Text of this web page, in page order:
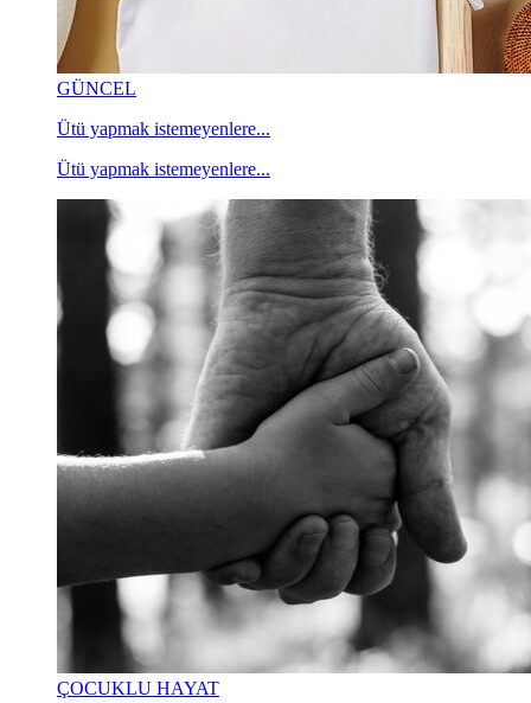
GÜNCEL
Ütü yapmak istemeyenlere...
Ütü yapmak istemeyenlere...
ÇOCUKLU HAYAT